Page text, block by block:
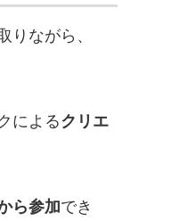
ながら、
によるクリエ
ら参加でき